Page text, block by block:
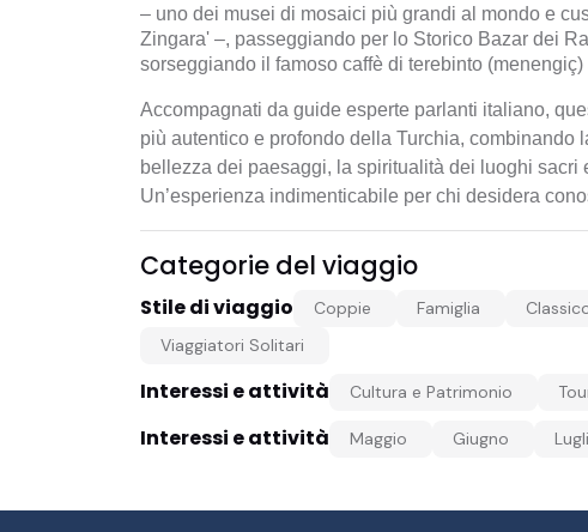
– uno dei musei di mosaici più grandi al mondo e
Zingara' –, passeggiando per lo Storico Bazar dei
sorseggiando il famoso caffè di terebinto
Accompagnati da guide esperte parlanti italiano,
più autentico e profondo della Turchia,
bellezza dei paesaggi, la spiritualità dei luoghi
Un’esperienza indimenticabile per chi desidera
Categorie del viaggio
Stile di viaggio Coppie Famiglia
Viaggiatori Solitari
Interessi e attività Cultura e Patrimonio
Interessi e attività Maggio Giugno